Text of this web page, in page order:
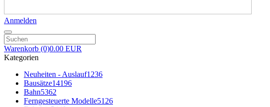
Anmelden
Warenkorb (0)0.00 EUR
Kategorien
Neuheiten - Auslauf1236
Bausätze14196
Bahn5362
Ferngesteuerte Modelle5126